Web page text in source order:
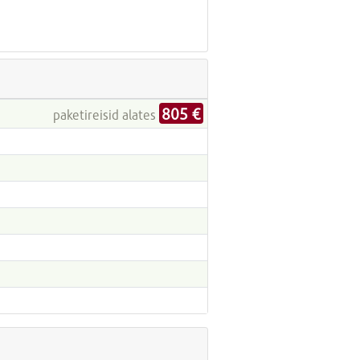
paketireisid alates 805 €